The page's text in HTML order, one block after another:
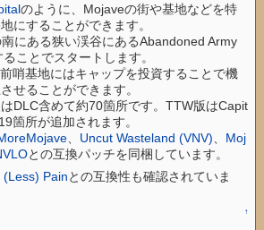
のように、Mojaveの街や基地などを特
にすることができます。
にある狭い渓谷にあるAbandoned Army
ことでスタートします。
哨基地にはキャップを投資することで機
せることができます。
DLC含めて約70箇所です。TTW版はCapit
箇所が追加されます。
Uncut Wasteland (VNV)
Moj
との互換パッチを同梱しています。
(Less) Painとの互換性も確認されていま
↑